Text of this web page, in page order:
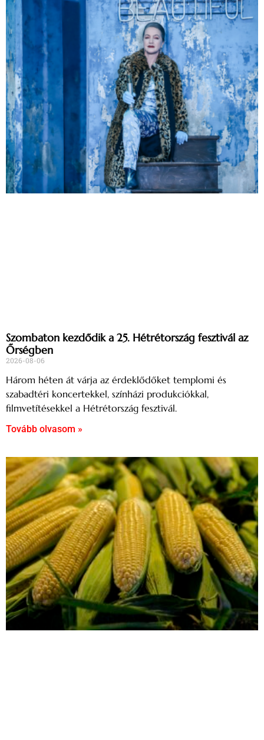
Szombaton kezdődik a 25. Hétrétország fesztivál az
Őrségben
2026-08-06
Három héten át várja az érdeklődőket templomi és
szabadtéri koncertekkel, színházi produkciókkal,
filmvetítésekkel a Hétrétország fesztivál.
Tovább olvasom »